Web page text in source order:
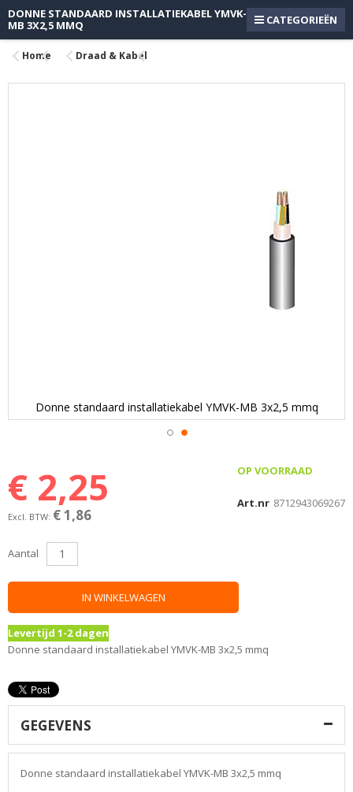
DONNE STANDAARD INSTALLATIEKABEL YMVK-
MB 3X2,5 MMQ
CATEGORIEËN
Home Draad & Kabel
OP VOORRAAD
Art.nr 8712943069267
€ 2,25
€ 1,86
Aantal
IN WINKELWAGEN
Levertijd 1-2 dagen
Donne standaard installatiekabel YMVK-MB 3x2,5 mmq
Donne standaard installatiekabel YMVK-MB 3x2,5 mmq
het
begin
van
afbeeldingen-
GEGEVENS
Donne standaard installatiekabel YMVK-MB 3x2,5 mmq